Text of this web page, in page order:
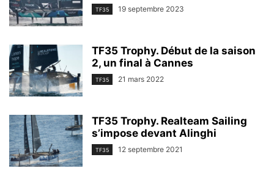
TF35 19 septembre 2023
TF35 Trophy. Début de la saison
2, un final à Cannes
TF35 21 mars 2022
TF35 Trophy. Realteam Sailing
s’impose devant Alinghi
TF35 12 septembre 2021